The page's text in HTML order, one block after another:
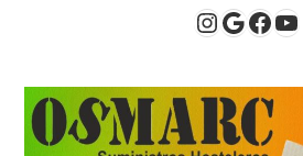
Instagram
Google